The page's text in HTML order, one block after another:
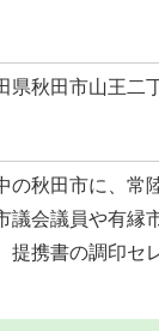
秋田市山王二
の秋田市に、常
議会議員や有縁
提携書の調印セ